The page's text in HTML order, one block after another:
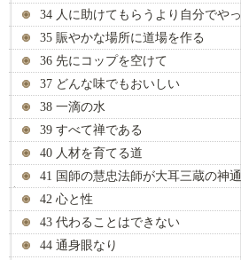
34 人に助けてもらうより自分でやっ
35 賑やかな場所に道場を作る
36 先にコップを空けて
37 どんな味でもおいしい
38 一滴の水
39 すべて禅である
40 人材を育てる道
41 国師の慧忠法師が大耳三蔵の神通
力を見抜く42 心と性
43 代わることはできない
44 通身眼なり